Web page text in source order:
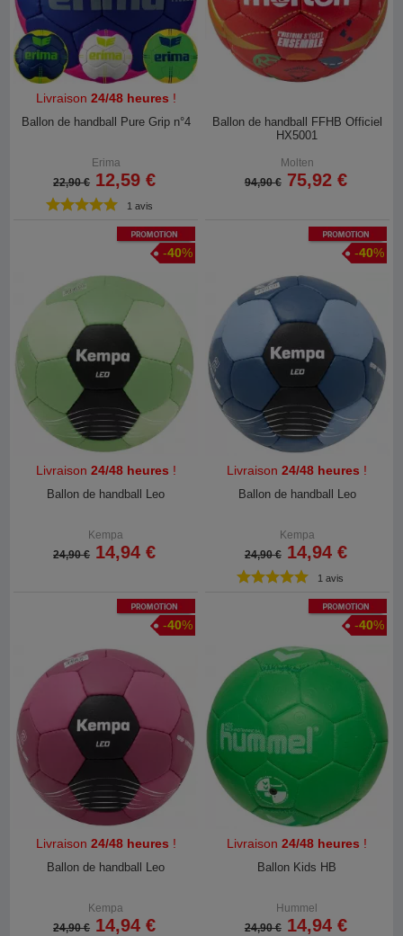
Livraison 24/48 heures !
Ballon de handball Pure Grip n°4
Erima
22,90 € 12,59 €
1 avis
Ballon de handball FFHB Officiel
HX5001
Molten
94,90 € 75,92 €
Promotion
-40%
Livraison 24/48 heures !
Ballon de handball Leo
Kempa
24,90 € 14,94 €
Promotion
-40%
Livraison24/48 heures !
Ballon de handball Leo
Kempa
24,90 € 14,94 €
1 avis
Promotion
-40%
Livraison 24/48 heures !
Ballon de handball Leo
Kempa
24,90 € 14,94 €
Promotion
-40%
Livraison24/48 heures !
Ballon Kids HB
Hummel
24,90 € 14,94 €